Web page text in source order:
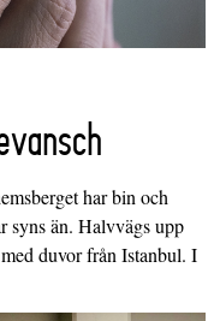
har bin och
syns än. Halvvägs upp
duvor från Istanbul. I